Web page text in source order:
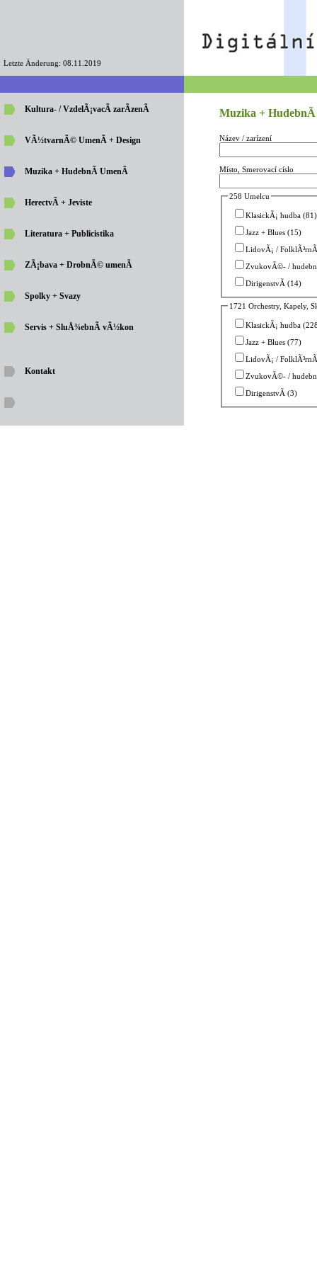
Letzte Änderung: 08.11.2019
Kultura- / VzdelÃ¡vacÃ­ zarÃ­zenÃ­
VÃ½tvarnÃ© UmenÃ­ + Design
Muzika + HudebnÃ­ UmenÃ­
HerectvÃ­ + Jeviste
Literatura + Publicistika
ZÃ¡bava + DrobnÃ© umenÃ­
Spolky + Svazy
Servis + SluÅ¾ebnÃ­ vÃ½kon
Kontakt
Muzika +
Název / zarízení
Místo, Smerovací císlo
258 Umelcu
KlasickÃ¡ hudba (81)
Jazz + Blues (15)
LidovÃ¡ /
ZvukovÃ©- /
DirigenstvÃ­ (14)
1721 Orchestry, Kapely,
KlasickÃ¡ hudba
Jazz + Blues (77)
LidovÃ¡ /
ZvukovÃ©- /
DirigenstvÃ­ (3)